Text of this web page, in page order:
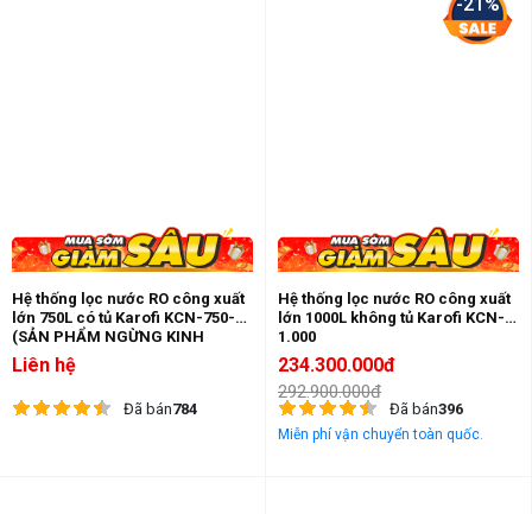
Hệ thống lọc nước RO công xuất
lớn 750L có tủ Karofi KCN-750-T
(SẢN PHẨM NGỪNG KINH
DOANH)
Liên hệ
Đã bán784
Hệ thống lọc nước RO công xuất
lớn 1000L không tủ Karofi KCN-
1.000
234.300.000đ
292.900.000đ
Đã bán396
Miễn phí vận chuyển toàn quốc.